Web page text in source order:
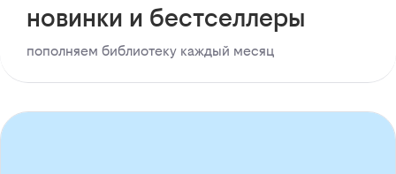
новинки и бестселлеры
пополняем библиотеку каждый месяц